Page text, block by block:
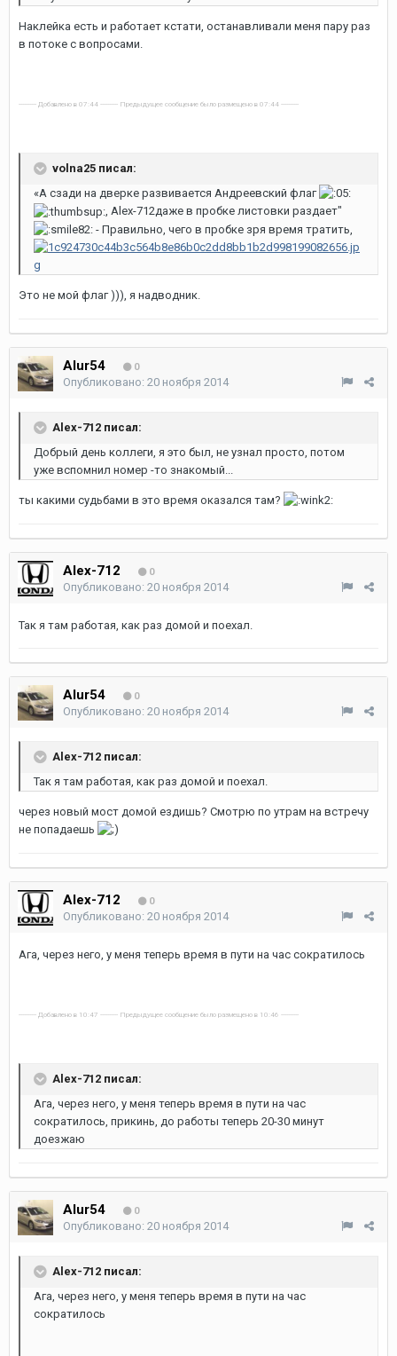
Наклейка есть и работает кстати, останавливали меня пару раз
в потоке с вопросами.
---------- Добавлено в 07:44 ---------- Предыдущее сообщение было размещено в 07:44 ----------
volna25 писал:
«А сзади на дверке развивается Андреевский флаг
, Alex-712даже в пробке листовки раздает"
- Правильно, чего в пробке зря время тратить,
Это не мой флаг ))), я надводник.
Alur54 0
Опубликовано: 20 ноября 2014
Alex-712 писал:
Добрый день коллеги, я это был, не узнал просто, потом
уже вспомнил номер -то знакомый...
ты какими судьбами в это время оказался там?
Alex-712 0
Опубликовано: 20 ноября 2014
Так я там работая, как раз домой и поехал.
Alur54 0
Опубликовано: 20 ноября 2014
Alex-712 писал:
Так я там работая, как раз домой и поехал.
через новый мост домой ездишь? Смотрю по утрам на встречу
не попадаешь
Alex-712 0
Опубликовано: 20 ноября 2014
Ага, через него, у меня теперь время в пути на час сократилось
---------- Добавлено в 10:47 ---------- Предыдущее сообщение было размещено в 10:46 ----------
Alex-712 писал:
Ага, через него, у меня теперь время в пути на час
сократилось, прикинь, до работы теперь 20-30 минут
доезжаю
Alur54 0
Опубликовано: 20 ноября 2014
Alex-712 писал:
Ага, через него, у меня теперь время в пути на час
сократилось